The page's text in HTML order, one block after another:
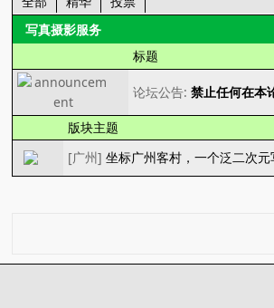
写真摄影服务
标题
论坛公告:禁止任何在本
版块主题
[广州] 坐标广州客村，一个泛二次